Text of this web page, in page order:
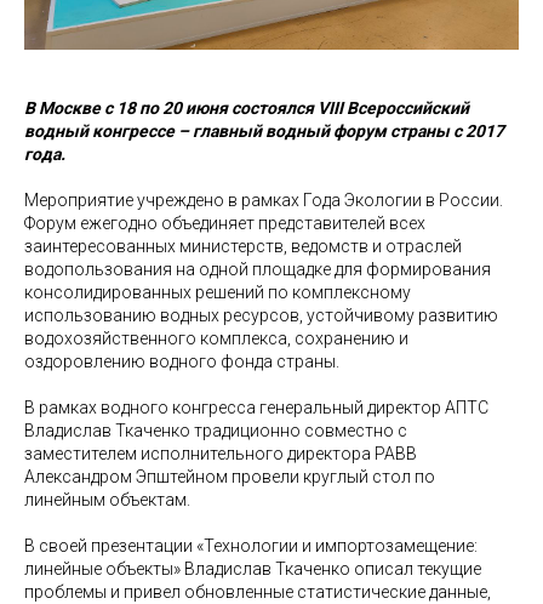
В Москве с 18 по 20 июня состоялся VIII Всероссийский
водный конгрессе – главный водный форум страны с 2017
года.
Мероприятие учреждено в рамках Года Экологии в России.
Форум ежегодно объединяет представителей всех
заинтересованных министерств, ведомств и отраслей
водопользования на одной площадке для формирования
консолидированных решений по комплексному
использованию водных ресурсов, устойчивому развитию
водохозяйственного комплекса, сохранению и
оздоровлению водного фонда страны.
В рамках водного конгресса генеральный директор АПТС
Владислав Ткаченко традиционно совместно с
заместителем исполнительного директора РАВВ
Александром Эпштейном провели круглый стол по
линейным объектам.
В своей презентации «Технологии и импортозамещение:
линейные объекты» Владислав Ткаченко описал текущие
проблемы и привел обновленные статистические данные,